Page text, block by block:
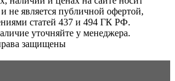
не является публичной офертой,
статей 437 и 494 ГК РФ.
уточняйте у менеджера.
защищены